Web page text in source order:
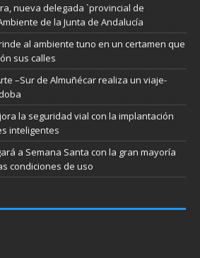
nueva delegada `provincial de
de la Junta de Andalucía
al ambiente tuno en un certamen que
sus calles
–Sur de Almuñécar realiza un viaje-
la seguridad vial con la implantación
inteligentes
a Semana Santa con la gran mayoría
condiciones de uso